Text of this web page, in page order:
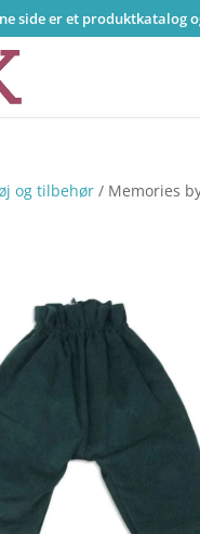
side er et
og tilbehør / Memories